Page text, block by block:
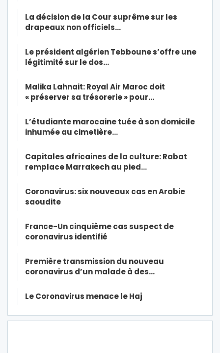
La décision de la Cour suprême sur les
drapeaux non officiels…
Le président algérien Tebboune s’offre une
légitimité sur le dos…
Malika Lahnait: Royal Air Maroc doit
« préserver sa trésorerie » pour…
L’étudiante marocaine tuée à son domicile
inhumée au cimetière…
Capitales africaines de la culture: Rabat
remplace Marrakech au pied…
Coronavirus: six nouveaux cas en Arabie
saoudite
France-Un cinquième cas suspect de
coronavirus identifié
Première transmission du nouveau
coronavirus d’un malade à des…
Le Coronavirus menace le Haj